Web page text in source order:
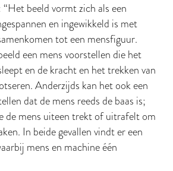
beeld vormt zich als een
en ingewikkeld is met
tot een mensfiguur.
een mens voorstellen die het
en de kracht en het trekken van
Anderzijds kan het ook een
dat de mens reeds de baas is;
de mens uiteen trekt of uitrafelt om
In beide gevallen vindt er een
mens en machine één